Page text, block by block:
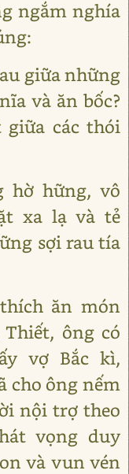
ngắm nghía
giữa những
và ăn bốc?
giữa các thói
hờ hững, vô
xa lạ và tẻ
sợi rau tía
ăn món
ông có
vợ Bắc kì,
cho ông nếm
nội trợ theo
vọng duy
và vun vén